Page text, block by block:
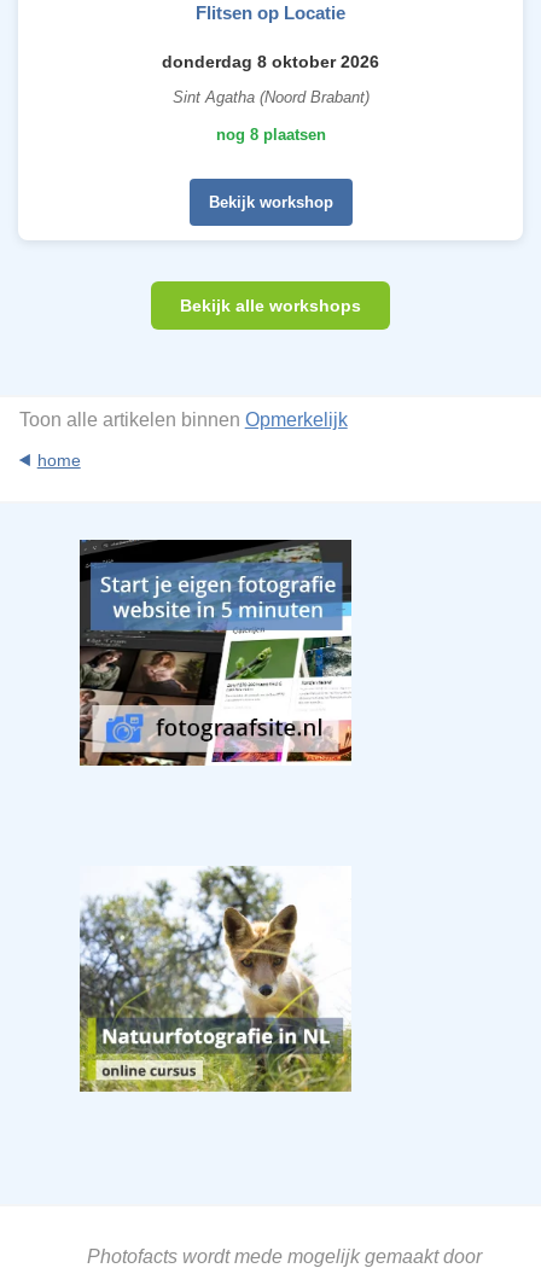
Flitsen op Locatie
donderdag 8 oktober 2026
Sint Agatha (Noord Brabant)
nog 8 plaatsen
Bekijk workshop
Bekijk alle workshops
Toon alle artikelen binnen Opmerkelijk
home
Photofacts wordt mede mogelijk gemaakt door